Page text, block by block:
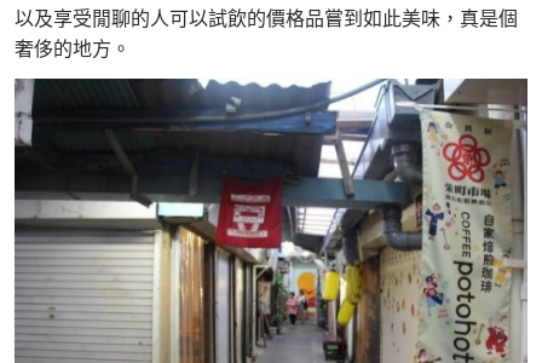
以及享受閒聊的人可以試飲的價格品嘗到如此美味，真是個
奢侈的地方。